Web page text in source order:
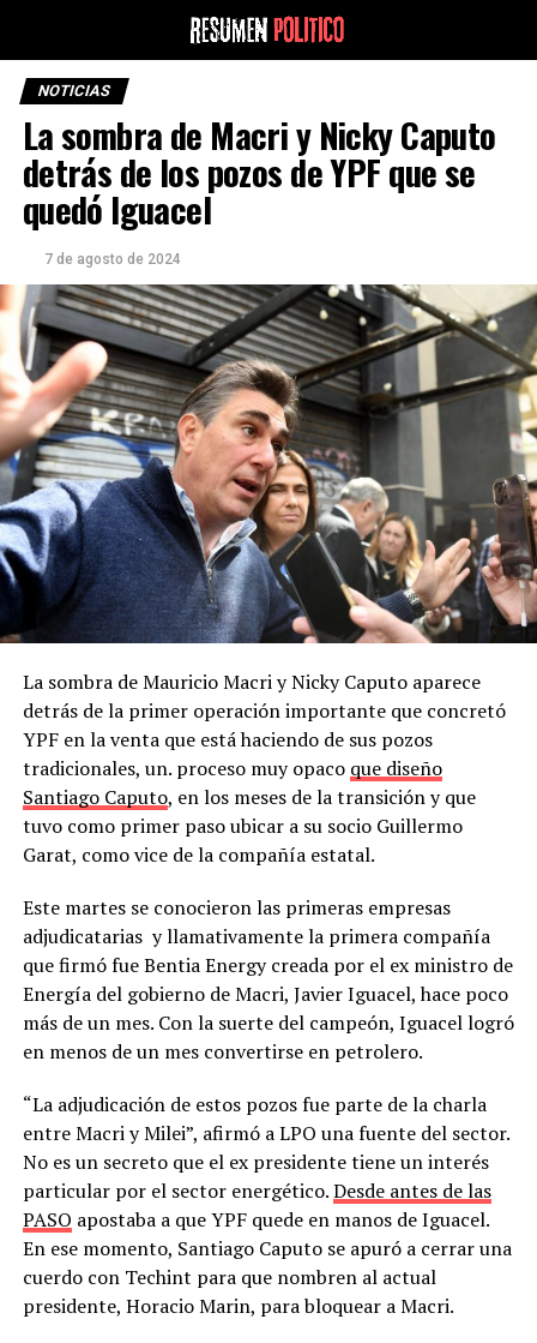
NOTICIAS
La sombra de Macri y Nicky Caputo
detrás de los pozos de YPF que se
quedó Iguacel
7 de agosto de 2024
La sombra de Mauricio Macri y Nicky Caputo aparece
detrás de la primer operación importante que concretó
YPF en la venta que está haciendo de sus pozos
tradicionales, un. proceso muy opaco que diseño
Santiago Caputo, en los meses de la transición y que
tuvo como primer paso ubicar a su socio Guillermo
Garat, como vice de la compañía estatal.
Este martes se conocieron las primeras empresas
adjudicatarias y llamativamente la primera compañía
que firmó fue Bentia Energy creada por el ex ministro de
Energía del gobierno de Macri, Javier Iguacel, hace poco
más de un mes. Con la suerte del campeón, Iguacel logró
en menos de un mes convertirse en petrolero.
“La adjudicación de estos pozos fue parte de la charla
entre Macri y Milei”, afirmó a LPO una fuente del sector.
No es un secreto que el ex presidente tiene un interés
particular por el sector energético.Desde antes de las
PASO apostaba a que YPF quede en manos de Iguacel.
En ese momento, Santiago Caputo se apuró a cerrar una
cuerdo con Techint para que nombren al actual
presidente, Horacio Marin, para bloquear a Macri.